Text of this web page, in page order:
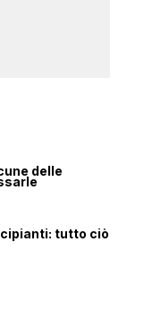
delle
tutto ciò